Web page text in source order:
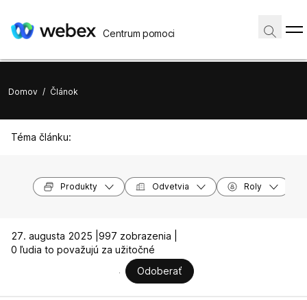
Centrum pomoci
Domov / Článok
Téma článku:
Produkty Odvetvia Roly
27. augusta 2025 | 997 zobrazenia |
0 ľudia to považujú za užitočné
Odoberať